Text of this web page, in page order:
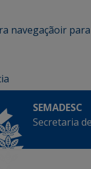
navegaçãoir
SEMADESC
Secretaria